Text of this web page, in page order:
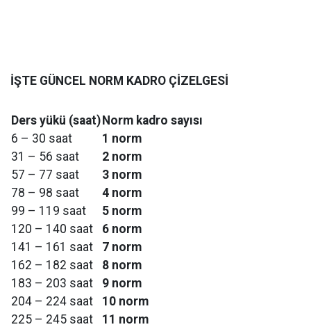
İŞTE GÜNCEL NORM KADRO ÇİZELGESİ
Ders yükü (saat) Norm kadro sayısı
6 – 30 saat
1 norm
31 – 56 saat
2 norm
57 – 77 saat
3 norm
78 – 98 saat
4 norm
99 – 119 saat
5 norm
120 – 140 saat
6 norm
141 – 161 saat
7 norm
162 – 182 saat
8 norm
183 – 203 saat
9 norm
204 – 224 saat
10 norm
225 – 245 saat
11 norm